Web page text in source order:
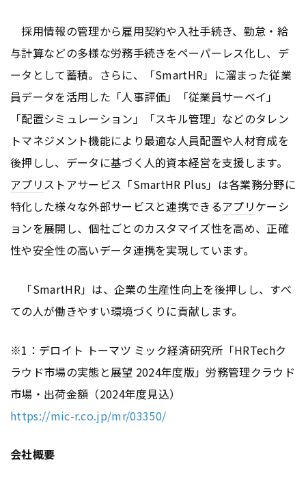
採用情報の管理から雇用契約や入社手続き、勤怠・給
与計算などの多様な労務手続きをペーパーレス化し、デ
ータとして蓄積。さらに、「SmartHR」に溜まった従業
員データを活用した「人事評価」「従業員サーベイ」
「配置シミュレーション」「スキル管理」などのタレン
トマネジメント機能により最適な人員配置や人材育成を
後押しし、データに基づく人的資本経営を支援します。
アプリ ストアサービス「SmartHR Plus」は各業務分野に
特化した様々な外部サービスと連携できるアプリケーシ
ョンを展開し、個社ごとのカスタマイズ性を高め、正確
性や安全性の高いデータ連携を実現しています。
「SmartHR」は、企業の生産性向上を後押しし、すべ
ての人が働きやすい環境づくりに貢献します。
※1：デロイト トーマツ ミック経済研究所「HRTechク
ラウド市場の実態と展望 2024年度版」労務管理クラウド
市場・出荷金額（2024年度見込）
https://mic-r.co.jp/mr/03350/
会社概要